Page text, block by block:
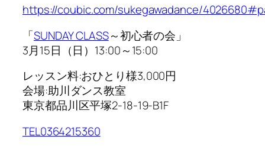
https://coubic.com/sukegawadance/
「SUNDAY CLASS～初心者の会」
3月15日（日）13:00～15:00
レッスン料:おひとり様3,000円
会場:助川ダンス教室
東京都品川区平塚2-18-19-B1F
TEL0364215360